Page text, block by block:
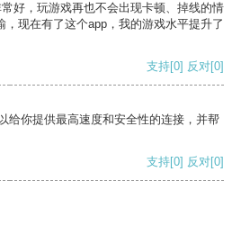
好，玩游戏再也不会出现卡顿、掉线的情
现在有了这个app，我的游戏水平提升了
支持[0] 反对[0]
给你提供最高速度和安全性的连接，并帮
支持[0] 反对[0]